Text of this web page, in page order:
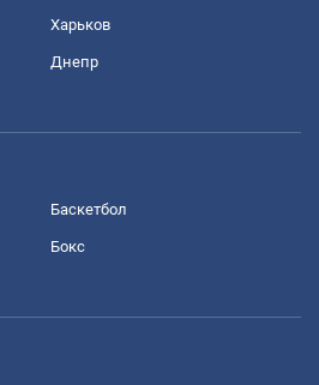
Харьков
Днепр
Баскетбол
Бокс